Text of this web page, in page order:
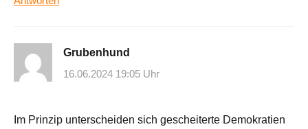
Grubenhund
16.06.2024 19:05 Uhr
Im Prinzip unterscheiden sich gescheiterte Demokratien